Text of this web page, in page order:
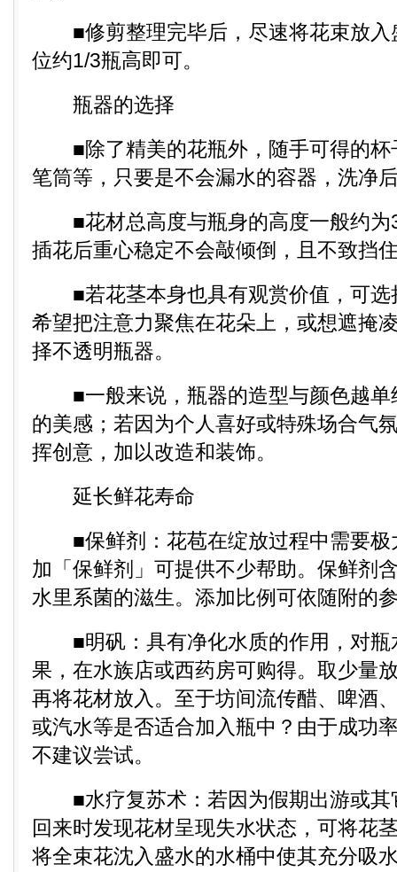
■修剪整理完毕后，尽速将花束放入
位约1/3瓶高即可。
瓶器的选择
■除了精美的花瓶外，随手可得的杯
笔筒等，只要是不会漏水的容器，洗净
■花材总高度与瓶身的高度一般约为
插花后重心稳定不会敲倾倒，且不致挡
■若花茎本身也具有观赏价值，可选
希望把注意力聚焦在花朵上，或想遮掩
择不透明瓶器。
■一般来说，瓶器的造型与颜色越单
的美感；若因为个人喜好或特殊场合气
挥创意，加以改造和装饰。
延长鲜花寿命
■保鲜剂：花苞在绽放过程中需要极
加「保鲜剂」可提供不少帮助。保鲜剂
水里系菌的滋生。添加比例可依随附的
■明矾：具有净化水质的作用，对瓶
果，在水族店或西药房可购得。取少量
再将花材放入。至于坊间流传醋、啤酒
或汽水等是否适合加入瓶中？由于成功
不建议尝试。
■水疗复苏术：若因为假期出游或其
回来时发现花材呈现失水状态，可将花
将全束花沈入盛水的水桶中使其充分吸